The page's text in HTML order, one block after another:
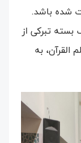
شده باشد.
تبرکی از
به